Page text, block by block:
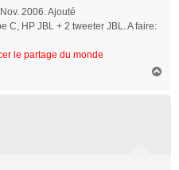
2006. Ajouté
C, HP JBL + 2 tweeter JBL. A faire:
le partage du monde